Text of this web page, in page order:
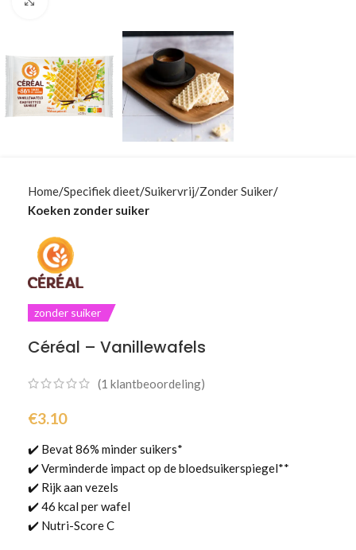
Home Specifiek dieet Suikervrij/Zonder Suiker
Koeken zonder suiker
zonder suiker
Céréal – Vanillewafels
(1 klantbeoordeling)
€3.10
✔️ Bevat 86% minder suikers*
✔️ Verminderde impact op de bloedsuikerspiegel**
✔️ Rijk aan vezels
✔️ 46 kcal per wafel
✔️ Nutri-Score C